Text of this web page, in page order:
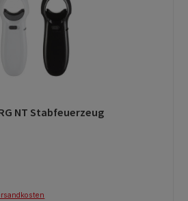
von 0 von 5 Sternen
NT Stabfeuerzeug